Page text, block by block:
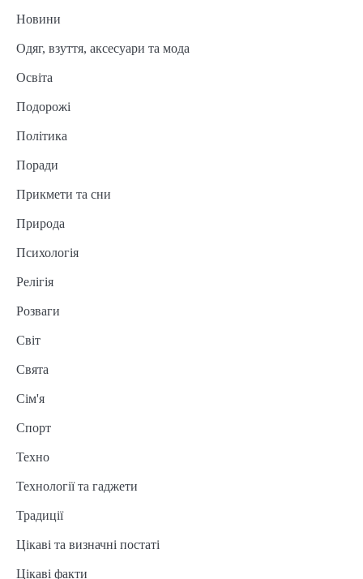
Новини
Одяг, взуття, аксесуари та мода
Освіта
Подорожі
Політика
Поради
Прикмети та сни
Природа
Психологія
Релігія
Розваги
Світ
Свята
Сім'я
Спорт
Техно
Технології та гаджети
Традиції
Цікаві та визначні постаті
Цікаві факти